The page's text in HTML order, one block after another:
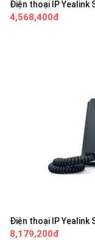
Điện thoại IP Yealink
4,568,400đ
Điện thoại IP Yealink
8,179,200đ